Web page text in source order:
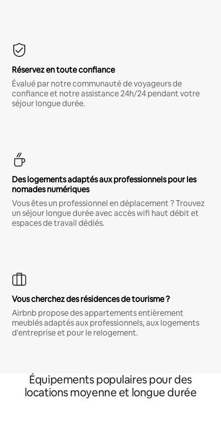
Réservez en toute confiance
Évalué par notre communauté de voyageurs de
confiance et notre assistance 24h/24 pendant votre
séjour longue durée.
Des logements adaptés aux professionnels pour les
nomades numériques
Vous êtes un professionnel en déplacement ? Trouvez
un séjour longue durée avec accès wifi haut débit et
espaces de travail dédiés.
Vous cherchez des résidences de tourisme ?
Airbnb propose des appartements entièrement
meublés adaptés aux professionnels, aux logements
d'entreprise et pour le relogement.
Équipements populaires pour des
locations moyenne et longue durée